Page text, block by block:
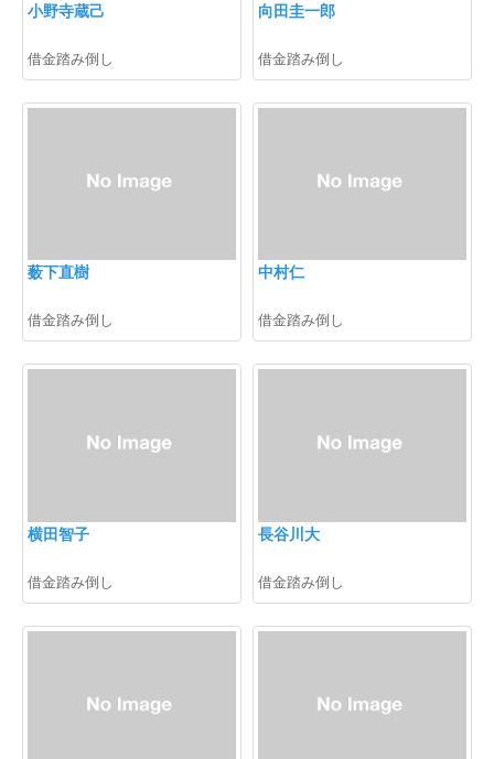
小野寺蔵己
借金踏み倒し
向田圭一郎
借金踏み倒し
薮下直樹
借金踏み倒し
中村仁
借金踏み倒し
横田智子
借金踏み倒し
長谷川大
借金踏み倒し